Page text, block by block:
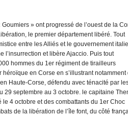
» ont progressé de l’ouest de la
le premier département libéré. Tout
entre les Alliés et le gouvernement
l’insurrection et libère Ajaccio. Puis tout
hommes du 1er régiment de tirailleurs
en Corse en s’illustrant notamment
Haute-Corse, défendu avec ténacité par
29 septembre au 3 octobre. le capitaine
4 octobre et des combattants du 1er Choc
de la libération de l’île font, du côté